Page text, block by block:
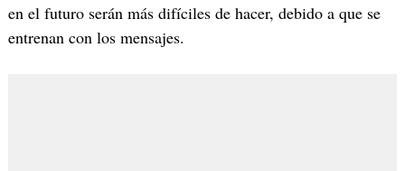
en el futuro serán más difíciles de hacer, debido a que se
entrenan con los mensajes.